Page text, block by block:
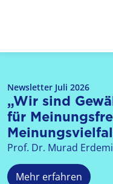
Logo: LPR
Newsletter Juli 2026
„Wir sind
für
Prof. Dr. Murad
Mehr erfahren